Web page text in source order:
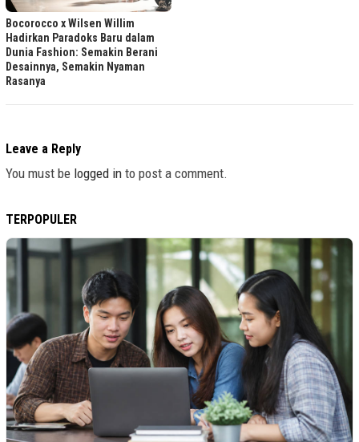
Bocorocco x Wilsen Willim
Hadirkan Paradoks Baru dalam
Dunia Fashion: Semakin Berani
Desainnya, Semakin Nyaman
Rasanya
Leave a Reply
You must be logged in to post a comment.
TERPOPULER